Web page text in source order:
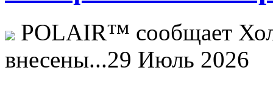
POLAIR™ сообщает
внесены...29 Июль 2026